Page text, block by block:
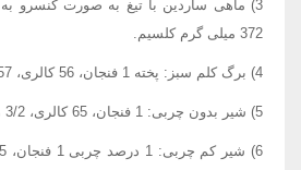
372 میلی گرم کلسیم.
4) برگ کلم سبز: پخته 1 فنجان، 56 کالری، 357 میلی گرم کلسیم.
5) شیر بدون چربی: 1 فنجان، 65 کالری، 3/2 میلی گرم کلسیم.